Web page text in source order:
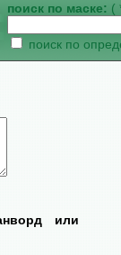
поиск по маске: (
поиск по
или